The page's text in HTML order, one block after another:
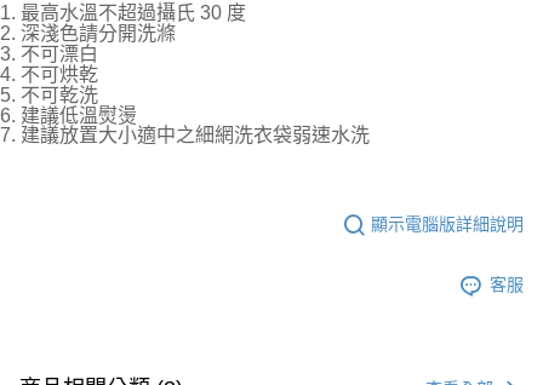
1. 最高水溫不超過攝氏 30 度
2. 深淺色請分開洗滌
3. 不可漂白
4. 不可烘乾
5. 不可乾洗
6. 建議低溫熨燙
7. 建議放置大小適中之細網洗衣袋弱速水洗
顯示電腦版詳細說明
客服